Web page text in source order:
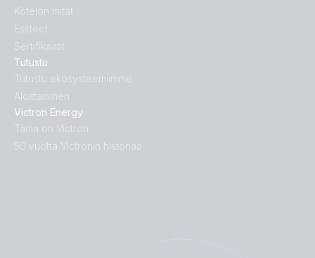
Tutustu
Tutustu ekosysteemiimme
Aloittaminen
Victron Energy
Tämä on Victron
50 vuotta Victronin historiaa
Kotelon mitat
Esitteet
Sertifikaatit